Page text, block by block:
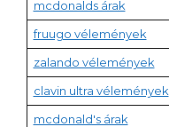
mcdonalds árak
fruugo vélemények
zalando vélemények
clavin ultra vélemények
mcdonald's árak